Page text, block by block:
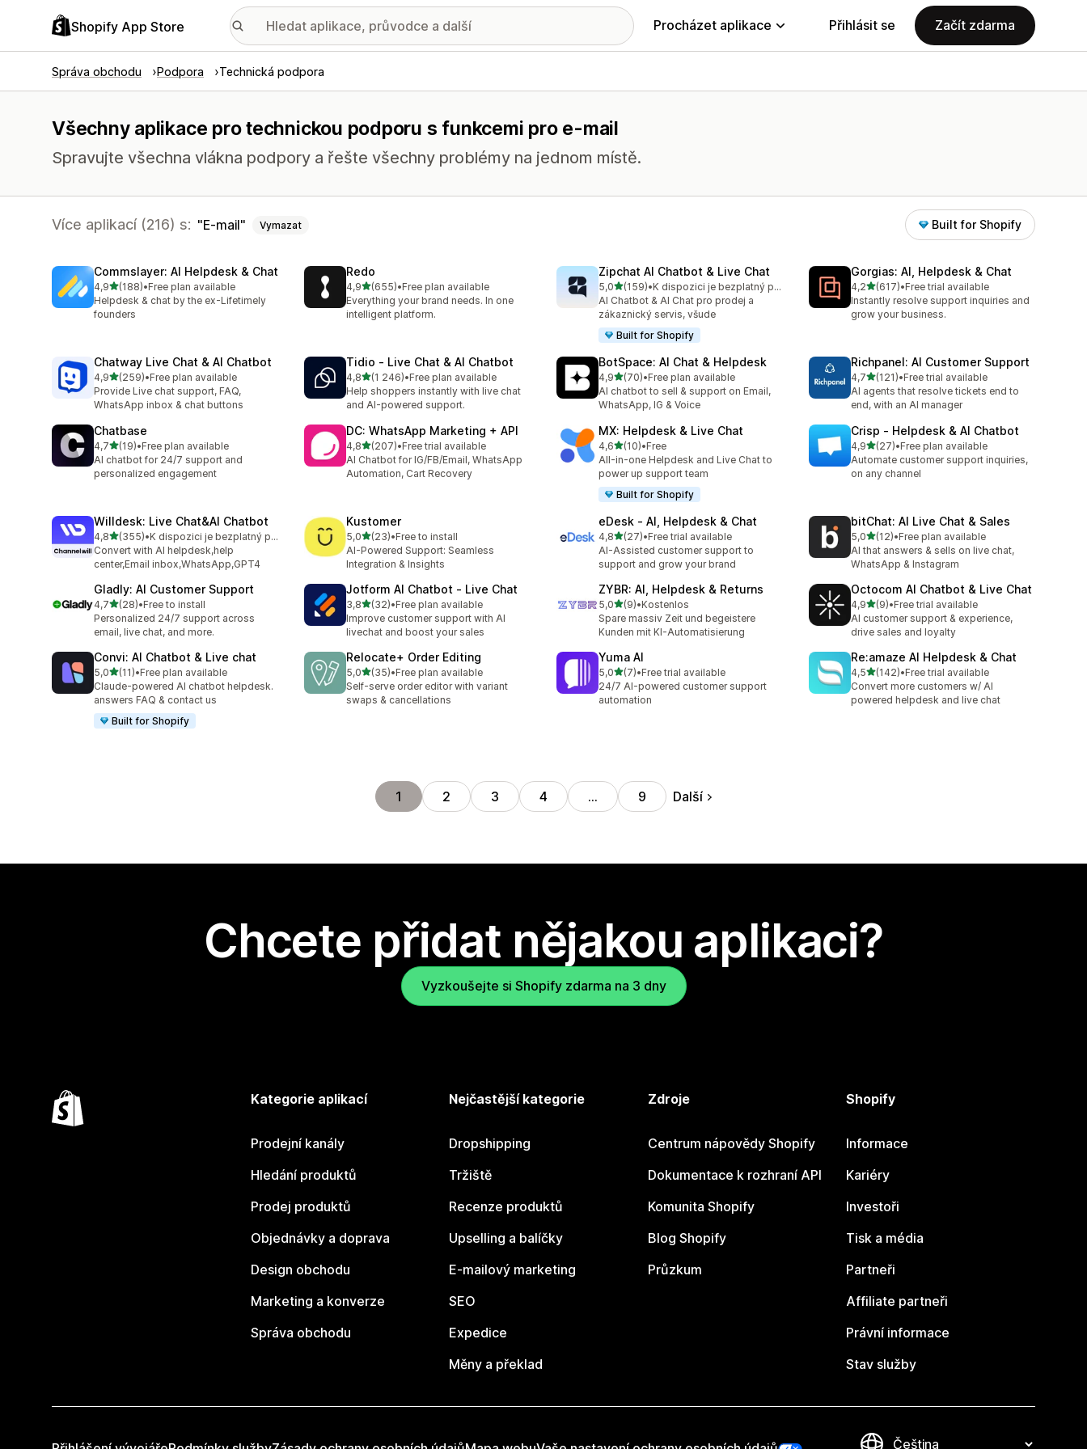
Shopify App Store Procházet aplikace Přihlásit se Začít zdarma
Správa obchodu Podpora Technická podpora
Všechny aplikace pro technickou podporu s funkcemi pro e-mail
Spravujte všechna vlákna podpory a řešte všechny problémy na jednom místě.
Více aplikací (216) s: E-mail Vymazat Built for Shopify
Commslayer: AI Helpdesk & Chat
4,9z 5 hvězd
(188)
Celkový počet recenzí: 188
•Free plan available
Helpdesk & chat by the ex-Lifetimely
founders
Redo
4,9z 5 hvězd
(655)
Celkový počet recenzí: 655
•Free plan available
Everything your brand needs. In one
intelligent platform.
Zipchat AI Chatbot & Live Chat
5,0z 5 hvězd
(159)
Celkový počet recenzí: 159
•
K dispozici je bezplatný plán
AI Chatbot & AI Chat pro prodej a
zákaznický servis, všude
Built for Shopify
Gorgias: AI, Helpdesk & Chat
4,2z 5 hvězd
(617)
Celkový počet recenzí: 617
•Free trial available
Instantly resolve support inquiries and
grow your business.
Chatway Live Chat & AI Chatbot
4,9z 5 hvězd
(259)
Celkový počet recenzí: 259
•Free plan available
Provide Live chat support, FAQ,
WhatsApp inbox & chat buttons
Tidio ‑ Live Chat & AI Chatbot
4,8z 5 hvězd
(1 246)
Celkový počet recenzí: 1246
•Free plan available
Help shoppers instantly with live chat
and AI-powered support.
BotSpace: AI Chat & Helpdesk
4,9z 5 hvězd
(70)
Celkový počet recenzí: 70
•Free plan available
AI chatbot to sell & support on Email,
WhatsApp, IG & Voice
Richpanel: AI Customer Support
4,7z 5 hvězd
(121)
Celkový počet recenzí: 121
•Free trial available
AI agents that resolve tickets end to
end, with an AI manager
Chatbase
4,7z 5 hvězd
(19)
Celkový počet recenzí: 19
•Free plan available
AI chatbot for 24/7 support and
personalized engagement
DC: WhatsApp Marketing + API
4,8z 5 hvězd
(207)
Celkový počet recenzí: 207
•Free trial available
AI Chatbot for IG/FB/Email, WhatsApp
Automation, Cart Recovery
MX: Helpdesk & Live Chat
4,6z 5 hvězd
(10)
Celkový počet recenzí: 10
•Free
All-in-one Helpdesk and Live Chat to
power up support team
Built for Shopify
Crisp ‑ Helpdesk & AI Chatbot
4,9z 5 hvězd
(27)
Celkový počet recenzí: 27
•Free plan available
Automate customer support inquiries,
on any channel
Willdesk: Live Chat&AI Chatbot
4,8z 5 hvězd
(355)
Celkový počet recenzí: 355
•
K dispozici je bezplatný plán
Convert with AI helpdesk,help
center,Email inbox,WhatsApp,GPT4
Kustomer
5,0z 5 hvězd
(23)
Celkový počet recenzí: 23
•Free to install
AI-Powered Support: Seamless
Integration & Insights
eDesk ‑ AI, Helpdesk & Chat
4,8z 5 hvězd
(27)
Celkový počet recenzí: 27
•Free trial available
AI-Assisted customer support to
support and grow your brand
bitChat: AI Live Chat & Sales
5,0z 5 hvězd
(12)
Celkový počet recenzí: 12
•Free plan available
AI that answers & sells on live chat,
WhatsApp & Instagram
Gladly: AI Customer Support
4,7z 5 hvězd
(28)
Celkový počet recenzí: 28
•Free to install
Personalized 24/7 support across
email, live chat, and more.
Jotform AI Chatbot ‑ Live Chat
3,8z 5 hvězd
(32)
Celkový počet recenzí: 32
•Free plan available
Improve customer support with AI
livechat and boost your sales
ZYBR: AI, Helpdesk & Returns
5,0z 5 hvězd
(9)
Celkový počet recenzí: 9
•Kostenlos
Spare massiv Zeit und begeistere
Kunden mit KI-Automatisierung
Octocom AI Chatbot & Live Chat
4,9z 5 hvězd
(9)
Celkový počet recenzí: 9
•Free trial available
AI customer support & experience,
drive sales and loyalty
Convi: AI Chatbot & Live chat
5,0z 5 hvězd
(11)
Celkový počet recenzí: 11
•Free plan available
Claude-powered AI chatbot helpdesk.
answers FAQ & contact us
Built for Shopify
Relocate+ Order Editing
5,0z 5 hvězd
(35)
Celkový počet recenzí: 35
•Free plan available
Self-serve order editor with variant
swaps & cancellations
Yuma AI
5,0z 5 hvězd
(7)
Celkový počet recenzí: 7
•Free trial available
24/7 AI-powered customer support
automation
Re:amaze AI Helpdesk & Chat
4,5z 5 hvězd
(142)
Celkový počet recenzí: 142
•Free trial available
Convert more customers w/ AI
powered helpdesk and live chat
1 2 3 4 … 9 Další
Chcete přidat nějakou aplikaci?
Vyzkoušejte si Shopify zdarma na 3 dny
Kategorie aplikací
Prodejní kanály
Hledání produktů
Prodej produktů
Objednávky a doprava
Design obchodu
Marketing a konverze
Správa obchodu
Nejčastější kategorie
Dropshipping
Tržiště
Recenze produktů
Upselling a balíčky
E-mailový marketing
SEO
Expedice
Měny a překlad
Zdroje
Centrum nápovědy Shopify
Dokumentace k rozhraní API
Komunita Shopify
Blog Shopify
Průzkum
Shopify
Informace
Kariéry
Investoři
Tisk a média
Partneři
Affiliate partneři
Právní informace
Stav služby